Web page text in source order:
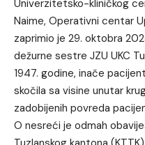
Univerzitetsko-kliničkog
Naime, Operativni centar
zaprimio je 29. oktobra
dežurne sestre JZU UKC
1947. godine, inače
skočila sa visine unutar
zadobijenih povreda
O nesreći je odmah